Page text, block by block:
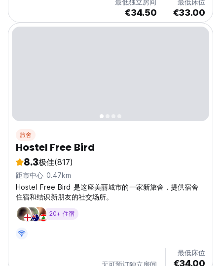
最低独立房间
€34.50
最低床位
€33.00
旅舍
Hostel Free Bird
8.3极佳(817)
距市中心 0.47km
Hostel Free Bird 是这座美丽城市的一家新旅舍，提供宿舍
住宿和结识新朋友的社交场所。
20+ 住宿
无可预订独立房间
最低床位
€34.00